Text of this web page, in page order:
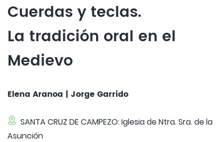
Cuerdas y teclas.
La tradición oral en el
Medievo
Elena Aranoa | Jorge Garrido
SANTA CRUZ DE CAMPEZO: Iglesia de Ntra. Sra. de la
Asunción